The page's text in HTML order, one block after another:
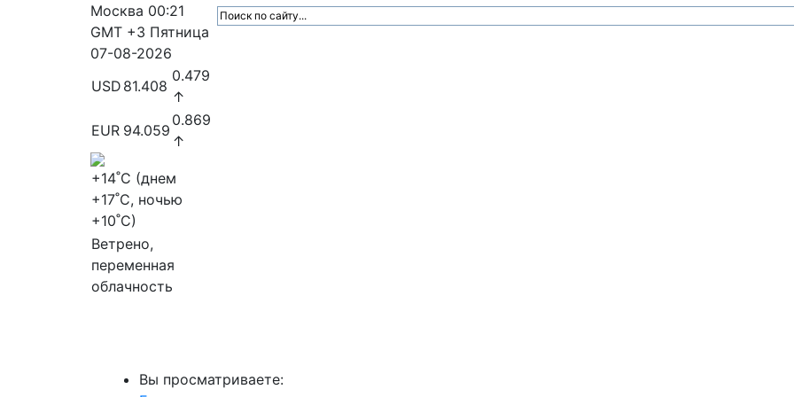
Москва 00:21
GMT +3 Пятница
07-08-2026
USD 81.408
0.479
↑
EUR 94.059
0.869
↑
+14˚C (днем
+17˚C, ночью
+10˚C)
Ветрено,
переменная
облачность
Вы просматриваете: